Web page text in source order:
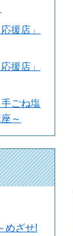
援店」
援店」
ごね塩
～
めざせ!